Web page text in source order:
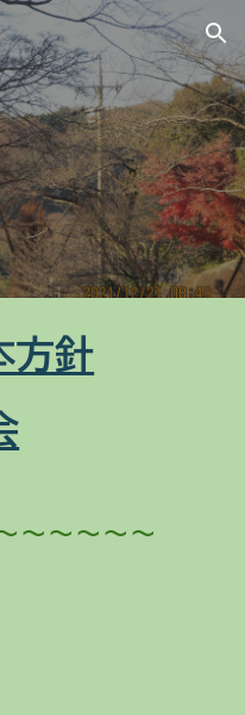
Skip to navigation
方針
～～～～～